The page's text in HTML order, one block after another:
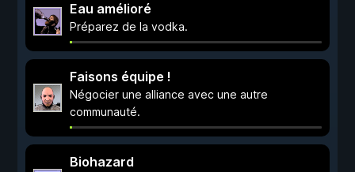
Eau amélioré
Préparez de la vodka.
Faisons équipe !
Négocier une alliance avec une autre
communauté.
Biohazard